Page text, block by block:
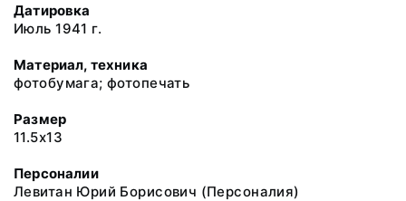
Датировка
Июль 1941 г.
Материал, техника
фотобумага; фотопечать
Размер
11.5x13
Персоналии
Левитан Юрий Борисович (Персоналия)